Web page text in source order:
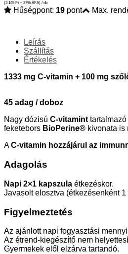
(3 149 Ft + 27% ÁFA) / db
Hűségpont: 19 pont Max.
Leírás
Szállítás
Értékelés
1333 mg C-vitamin + 100 mg
45 adag / doboz
Nagy dózisú C-vitamint tartalmazó
feketebors BioPerine® kivonata is
AC-vitamin hozzájárul az
Adagolás
Napi 2×1 kapszula étkezéskor.
Javasolt elosztva (étkezésenként
Figyelmeztetés
Az ajánlott napi fogyasztási
Az étrend-kiegészítő nem
Gyermekek elől elzárva tartandó.